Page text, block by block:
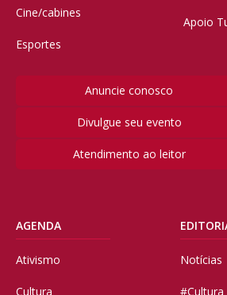
Cine/cabines
Esportes
Apoio
Anuncie conosco
Divulgue seu evento
Atendimento ao leitor
AGENDA
Ativismo
Cultura
Notícias
#Cultura